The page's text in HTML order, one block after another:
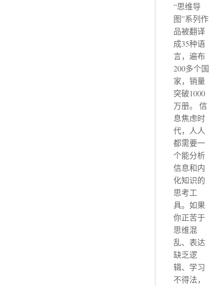
“思维导
图”系列作
品被翻译
成35种语
言，遍布
200多个国
家，销量
突破1000
万册。 信
息焦虑时
代，人人
都需要一
个能分析
信息和内
化知识的
思考工
具。如果
你正苦于
思维混
乱、表达
缺乏逻
辑、学习
不得法，